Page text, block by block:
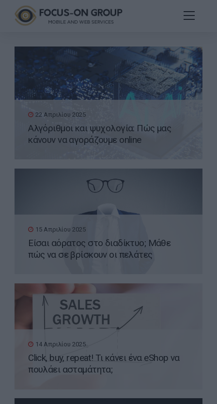
22 Απριλίου 2025
Αλγόριθμοι και ψυχολογία: Πώς μας
κάνουν να αγοράζουμε online
15 Απριλίου 2025
Είσαι αόρατος στο διαδίκτυο; Μάθε
πώς να σε βρίσκουν οι πελάτες
14 Απριλίου 2025
Click, buy, repeat! Τι κάνει ένα eShop να
πουλάει ασταμάτητα;